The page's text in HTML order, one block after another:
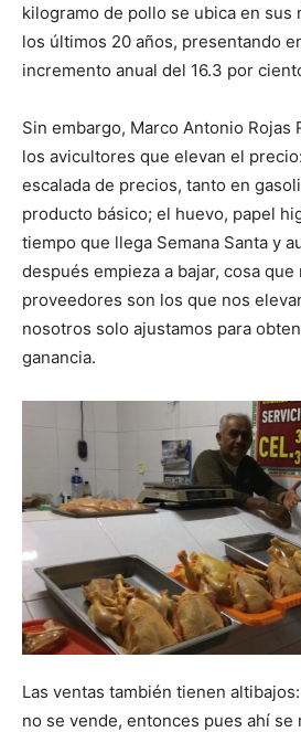
kilogramo de pollo se ubica en sus
los últimos 20 años, presentando
incremento anual del 16.3 por
Sin embargo, Marco Antonio Rojas
los avicultores que elevan el
escalada de precios, tanto en
producto básico; el huevo, papel
tiempo que llega Semana Santa y
después empieza a bajar, cosa que
proveedores son los que nos
nosotros solo ajustamos para
ganancia.
Las ventas también tienen
no se vende, entonces pues ahí se